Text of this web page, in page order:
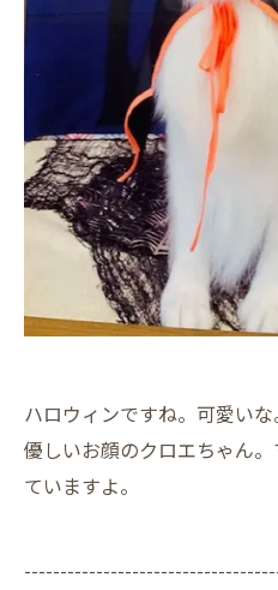
ハロウィンですね。可愛いな
優しいお顔のクロエちゃん
ていますよ。